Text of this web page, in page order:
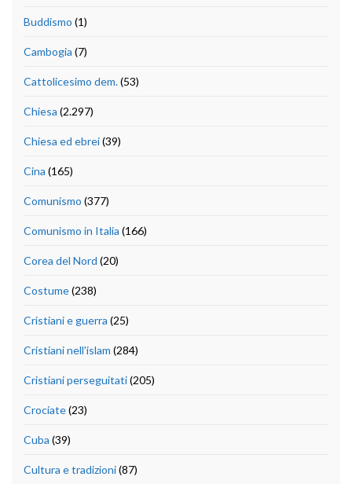
Buddismo (1)
Cambogia (7)
Cattolicesimo dem.(53)
Chiesa (2.297)
Chiesa ed ebrei(39)
Cina (165)
Comunismo (377)
Comunismo in Italia (166)
Corea del Nord (20)
Costume(238)
Cristiani e guerra (25)
Cristiani nell'islam (284)
Cristiani perseguitati(205)
Crociate(23)
Cuba (39)
Cultura e tradizioni(87)